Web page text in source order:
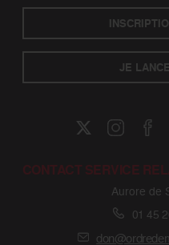
JE
CONTACT SERVICE
Aurore de
01 45